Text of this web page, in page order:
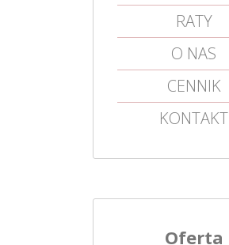
RATY
O NAS
CENNIK
KONTAKT
Oferta